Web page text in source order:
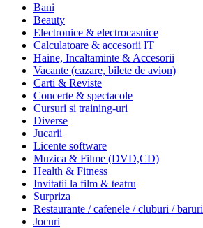
Bani
Beauty
Electronice & electrocasnice
Calculatoare & accesorii IT
Haine, Incaltaminte & Accesorii
Vacante (cazare, bilete de avion)
Carti & Reviste
Concerte & spectacole
Cursuri si training-uri
Diverse
Jucarii
Licente software
Muzica & Filme (DVD,CD)
Health & Fitness
Invitatii la film & teatru
Surpriza
Restaurante / cafenele / cluburi / baruri
Jocuri